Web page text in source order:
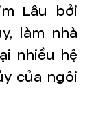
Lâu bởi
làm nhà
nhiều hệ
của ngôi